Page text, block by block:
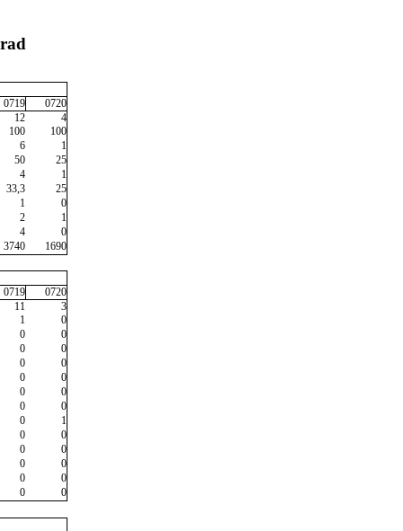
0719
0720
12
4
100
100
6
1
50
25
4
1
33,3
25
1
0
2
1
4
0
3740
1690
0719
0720
11
3
1
0
0
0
0
0
0
0
0
0
0
0
0
0
0
1
0
0
0
0
0
0
0
0
0
0